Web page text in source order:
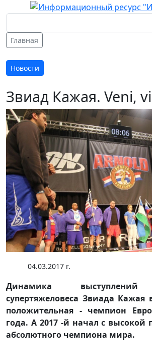
Главная
Новости
Звиад Кажая. Veni,
04.03.2017 г.
Динамика выступлений
супертяжеловеса Звиада Кажая
положительная - чемпион
года. А 2017 -й начал с высокой
абсолютного чемпиона мира.